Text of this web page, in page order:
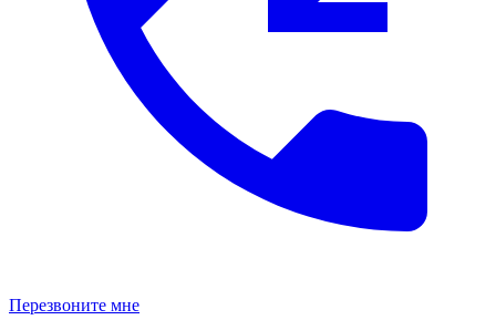
Перезвоните мне